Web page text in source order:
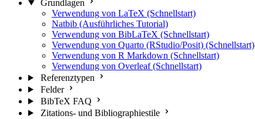
Grundlagen
Verwendung von LaTeX (Schnellstart)
Natbib (Ausführliches Tutorial)
Verwendung von BibLaTeX (Schnellstart)
Verwendung von Quarto (RStudio/Posit) (Schnellstart)
Verwendung von R Markdown (Schnellstart)
Verwendung von Overleaf (Schnellstart)
Referenztypen
Felder
BibTeX FAQ
Zitations- und Bibliographiestile